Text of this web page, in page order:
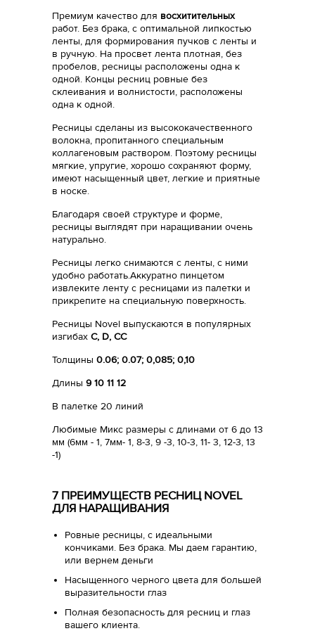
Премиум качество для восхитительных
работ. Без брака, с оптимальной липкостью
ленты, для формирования пучков с ленты и
в ручную. На просвет лента плотная, без
пробелов, ресницы расположены одна к
одной. Концы ресниц ровные без
склеивания и волнистости, расположены
одна к одной.
Ресницы сделаны из высококачественного
волокна, пропитанного специальным
коллагеновым раствором. Поэтому ресницы
мягкие, упругие, хорошо сохраняют форму,
имеют насыщенный цвет, легкие и приятные
в носке.
Благодаря своей структуре и форме,
ресницы выглядят при наращивании очень
натурально.
Ресницы легко снимаются с ленты, с ними
удобно работать.Аккуратно пинцетом
извлеките ленту с ресницами из палетки и
прикрепите на специальную поверхность.
Ресницы Novel выпускаются в популярных
изгибах С, D, CC
Толщины 0.06; 0.07; 0,085; 0,10
Длины 9 10 11 12
В палетке 20 линий
Любимые Микс размеры с длинами от 6 до 13
мм (6мм - 1, 7мм- 1, 8-3, 9 -3, 10-3, 11- 3, 12-3, 13
-1)
7 ПРЕИМУЩЕСТВ РЕСНИЦ NOVEL
ДЛЯ НАРАЩИВАНИЯ
Ровные ресницы, с идеальными
кончиками. Без брака. Мы даем гарантию,
или вернем деньги
Насыщенного черного цвета для большей
выразительности глаз
Полная безопасность для ресниц и глаз
вашего клиента.